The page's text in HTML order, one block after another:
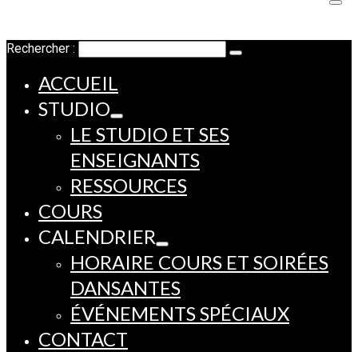
Rechercher :
ACCUEIL
STUDIO
LE STUDIO ET SES
ENSEIGNANTS
RESSOURCES
COURS
CALENDRIER
HORAIRE COURS ET SOIRÉES
DANSANTES
ÉVÉNEMENTS SPÉCIAUX
CONTACT